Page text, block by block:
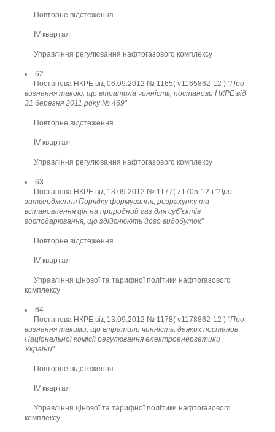
Повторне відстеження
IV квартал
Управління регулювання нафтогазового комплексу
62.
Постанова НКРЕ від 06.09.2012 № 1165( v1165862-12 ) "Про
визнання такою, що втратила чинність, постанови НКРЕ від
31 березня 2011 року № 469"
Повторне відстеження
ІV квартал
Управління регулювання нафтогазового комплексу
63.
Постанова НКРЕ від 13.09.2012 № 1177( z1705-12 ) "Про
затвердження Порядку формування, розрахунку та
встановлення цін на природний газ для суб’єктів
господарювання, що здійснюють його видобуток"
Повторне відстеження
ІV квартал
Управління цінової та тарифної політики нафтогазового
комплексу
64.
Постанова НКРЕ від 13.09.2012 № 1178( v1178862-12 ) "Про
визнання такими, що втратили чинність, деяких постанов
Національної комісії регулювання електроенергетики
України"
Повторне відстеження
ІV квартал
Управління цінової та тарифної політики нафтогазового
комплексу